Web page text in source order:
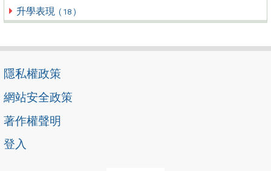
升學表現 ( 18 )
隱私權政策
網站安全政策
著作權聲明
登入